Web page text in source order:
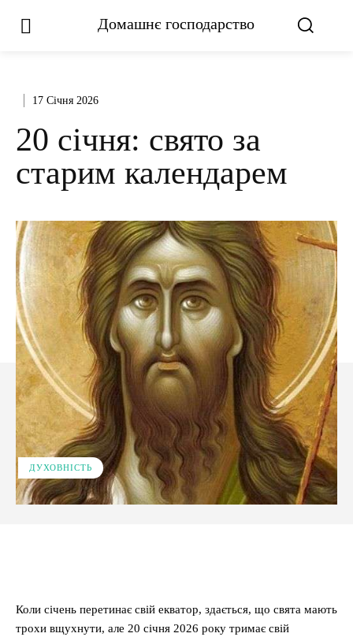
Домашнє господарство
17 Січня 2026
20 січня: свято за
старим календарем
ДУХОВНІСТЬ
Коли січень перетинає свій екватор, здається, що свята мають
трохи вщухнути, але 20 січня 2026 року тримає свій